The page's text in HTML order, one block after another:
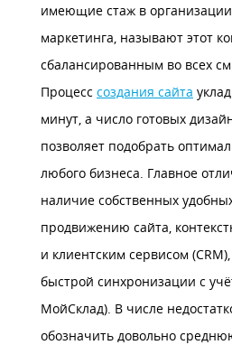
имеющие стаж в
маркетинга, называют этот
сбалансированным во всех
Процесс создания сайта
минут, а число готовых
позволяет подобрать
любого бизнеса. Главное
наличие собственных
продвижению сайта,
и клиентским сервисом
быстрой синхронизации с
МойСклад). В числе
обозначить довольно